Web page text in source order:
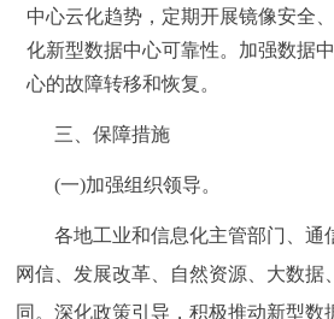
中心云化趋势，定期开展镜像安全
化新型数据中心可靠性。加强数据
心的故障转移和恢复。
三、保障措施
(一)加强组织领导。
各地工业和信息化主管部门、通
网信、发展改革、自然资源、大数据
同。深化政策引导，积极推动新型数